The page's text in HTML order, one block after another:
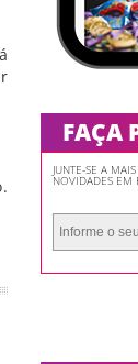
FAÇA
JUNTE-SE A
NOVIDADES EM